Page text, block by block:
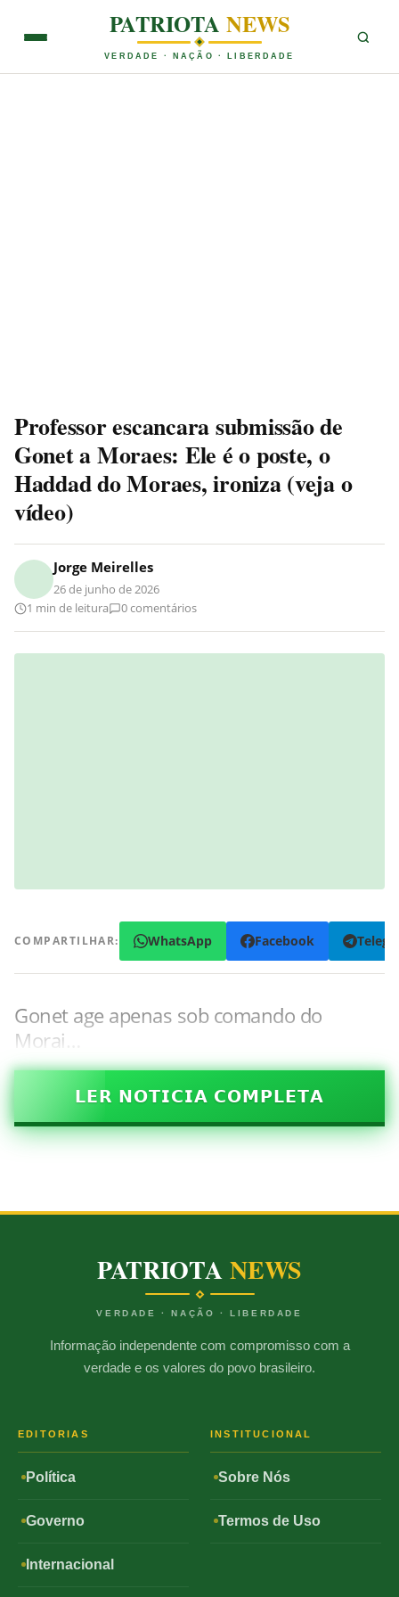
PATRIOTANEWS
VERDADE · NAÇÃO · LIBERDADE
Professor escancara submissão de
Gonet a Moraes: Ele é o poste, o
Haddad do Moraes, ironiza (veja o
vídeo)
Jorge Meirelles
26 de junho de 2026
1 min de leitura
0 comentários
COMPARTILHAR: WhatsApp Facebook
Gonet age apenas sob comando do
Morai…
𝗟𝗘𝗥 𝗡𝗢𝗧𝗜𝗖𝗜𝗔 𝗖𝗢𝗠𝗣𝗟𝗘𝗧𝗔
PATRIOTANEWS
VERDADE · NAÇÃO · LIBERDADE
Informação independente com compromisso com a
verdade e os valores do povo brasileiro.
EDITORIAS
Política
Governo
Internacional
INSTITUCIONAL
Sobre Nós
Termos de Uso